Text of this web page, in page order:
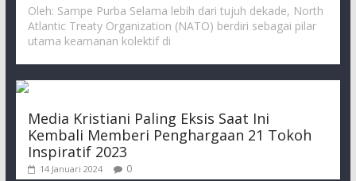
Oleh: Sampe Purba Selama lebih dari tujuh dekade, North
Atlantic Treaty Organization (NATO) berdiri sebagai pilar
utama keamanan kolektif di
Media Kristiani Paling Eksis Saat Ini
Kembali Memberi Penghargaan 21 Tokoh
Inspiratif 2023
14 Januari 2024 0